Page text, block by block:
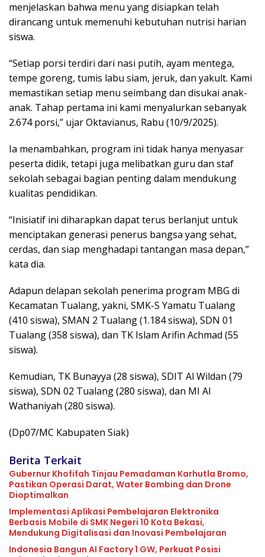
menjelaskan bahwa menu yang disiapkan telah
dirancang untuk memenuhi kebutuhan nutrisi harian
siswa.
“Setiap porsi terdiri dari nasi putih, ayam mentega,
tempe goreng, tumis labu siam, jeruk, dan yakult. Kami
memastikan setiap menu seimbang dan disukai anak-
anak. Tahap pertama ini kami menyalurkan sebanyak
2.674 porsi,” ujar Oktavianus, Rabu (10/9/2025).
Ia menambahkan, program ini tidak hanya menyasar
peserta didik, tetapi juga melibatkan guru dan staf
sekolah sebagai bagian penting dalam mendukung
kualitas pendidikan.
“Inisiatif ini diharapkan dapat terus berlanjut untuk
menciptakan generasi penerus bangsa yang sehat,
cerdas, dan siap menghadapi tantangan masa depan,”
kata dia.
Adapun delapan sekolah penerima program MBG di
Kecamatan Tualang, yakni, SMK-S Yamatu Tualang
(410 siswa), SMAN 2 Tualang (1.184 siswa), SDN 01
Tualang (358 siswa), dan TK Islam Arifin Achmad (55
siswa).
Kemudian, TK Bunayya (28 siswa), SDIT Al Wildan (79
siswa), SDN 02 Tualang (280 siswa), dan MI Al
Wathaniyah (280 siswa).
(Dp07/MC Kabupaten Siak)
Berita Terkait
Gubernur Khofifah Tinjau Pemadaman Karhutla Bromo,
Pastikan Operasi Darat, Water Bombing dan Drone
Dioptimalkan
Implementasi Aplikasi Pembelajaran Elektronika
Berbasis Mobile di SMK Negeri 10 Kota Bekasi,
Mendukung Digitalisasi dan Inovasi Pembelajaran
Indonesia Bangun AI Factory 1 GW, Perkuat Posisi